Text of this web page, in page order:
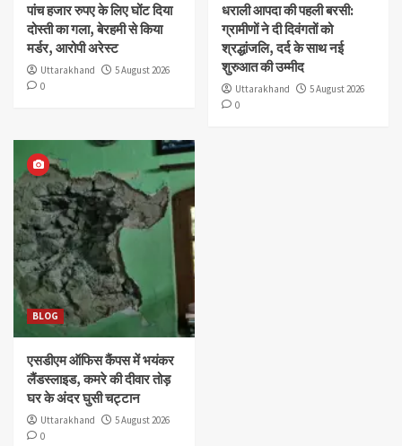
पांच हजार रुपए के लिए घोंट दिया
दोस्ती का गला, बेरहमी से किया
मर्डर, आरोपी अरेस्ट
Uttarakhand
5 August 2026
0
धराली आपदा की पहली बरसी:
ग्रामीणों ने दी दिवंगतों को
श्रद्धांजलि, दर्द के साथ नई
शुरुआत की उम्मीद
Uttarakhand
5 August 2026
0
BLOG
एसडीएम ऑफिस कैंपस में भयंकर
लैंडस्लाइड, कमरे की दीवार तोड़
घर के अंदर घुसी चट्टान
Uttarakhand
5 August 2026
0